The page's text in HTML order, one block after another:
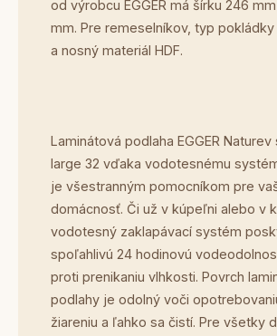
od výrobcu EGGER má šírku 246
mm. Pre remeselníkov, typ
a nosný materiál HDF.
Laminátová podlaha EGGER
large 32 vďaka vodotesnému
je všestranným pomocníkom pre
domácnosť. Či už v kúpeľni alebo v
vodotesný zaklapávací systém
spoľahlivú 24 hodinovú
proti prenikaniu vlhkosti. Povrch
podlahy je odolný voči
žiareniu a ľahko sa čistí. Pre všetky